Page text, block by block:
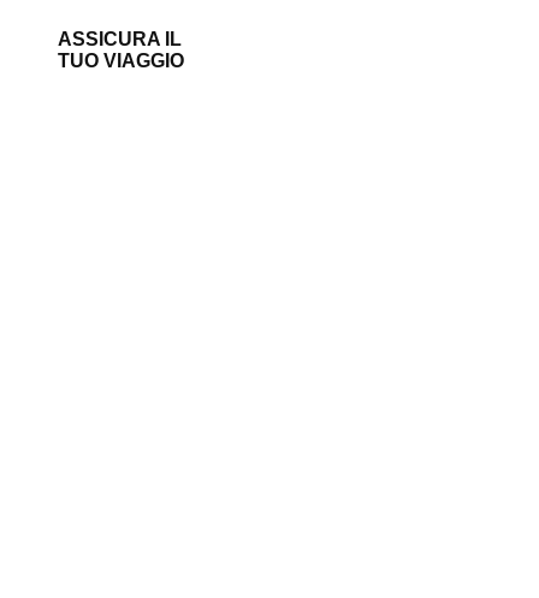
ASSICURA IL
TUO VIAGGIO